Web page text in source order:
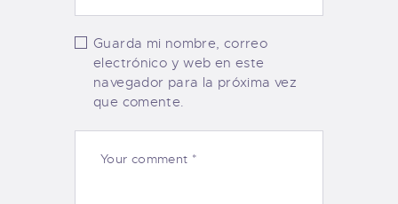
Guarda mi nombre, correo
electrónico y web en este
navegador para la próxima vez
que comente.